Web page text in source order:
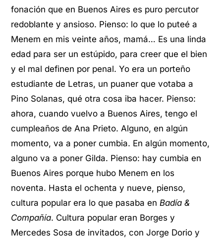
fonación que en Buenos Aires es puro percutor
redoblante y ansioso. Pienso: lo que lo puteé a
Menem en mis veinte años, mamá… Es una linda
edad para ser un estúpido, para creer que el bien
y el mal definen por penal. Yo era un porteño
estudiante de Letras, un puaner que votaba a
Pino Solanas, qué otra cosa iba hacer. Pienso:
ahora, cuando vuelvo a Buenos Aires, tengo el
cumpleaños de Ana Prieto. Alguno, en algún
momento, va a poner cumbia. En algún momento,
alguno va a poner Gilda. Pienso: hay cumbia en
Buenos Aires porque hubo Menem en los
noventa. Hasta el ochenta y nueve, pienso,
cultura popular era lo que pasaba en Badía &
Compañía. Cultura popular eran Borges y
Mercedes Sosa de invitados, con Jorge Dorio y